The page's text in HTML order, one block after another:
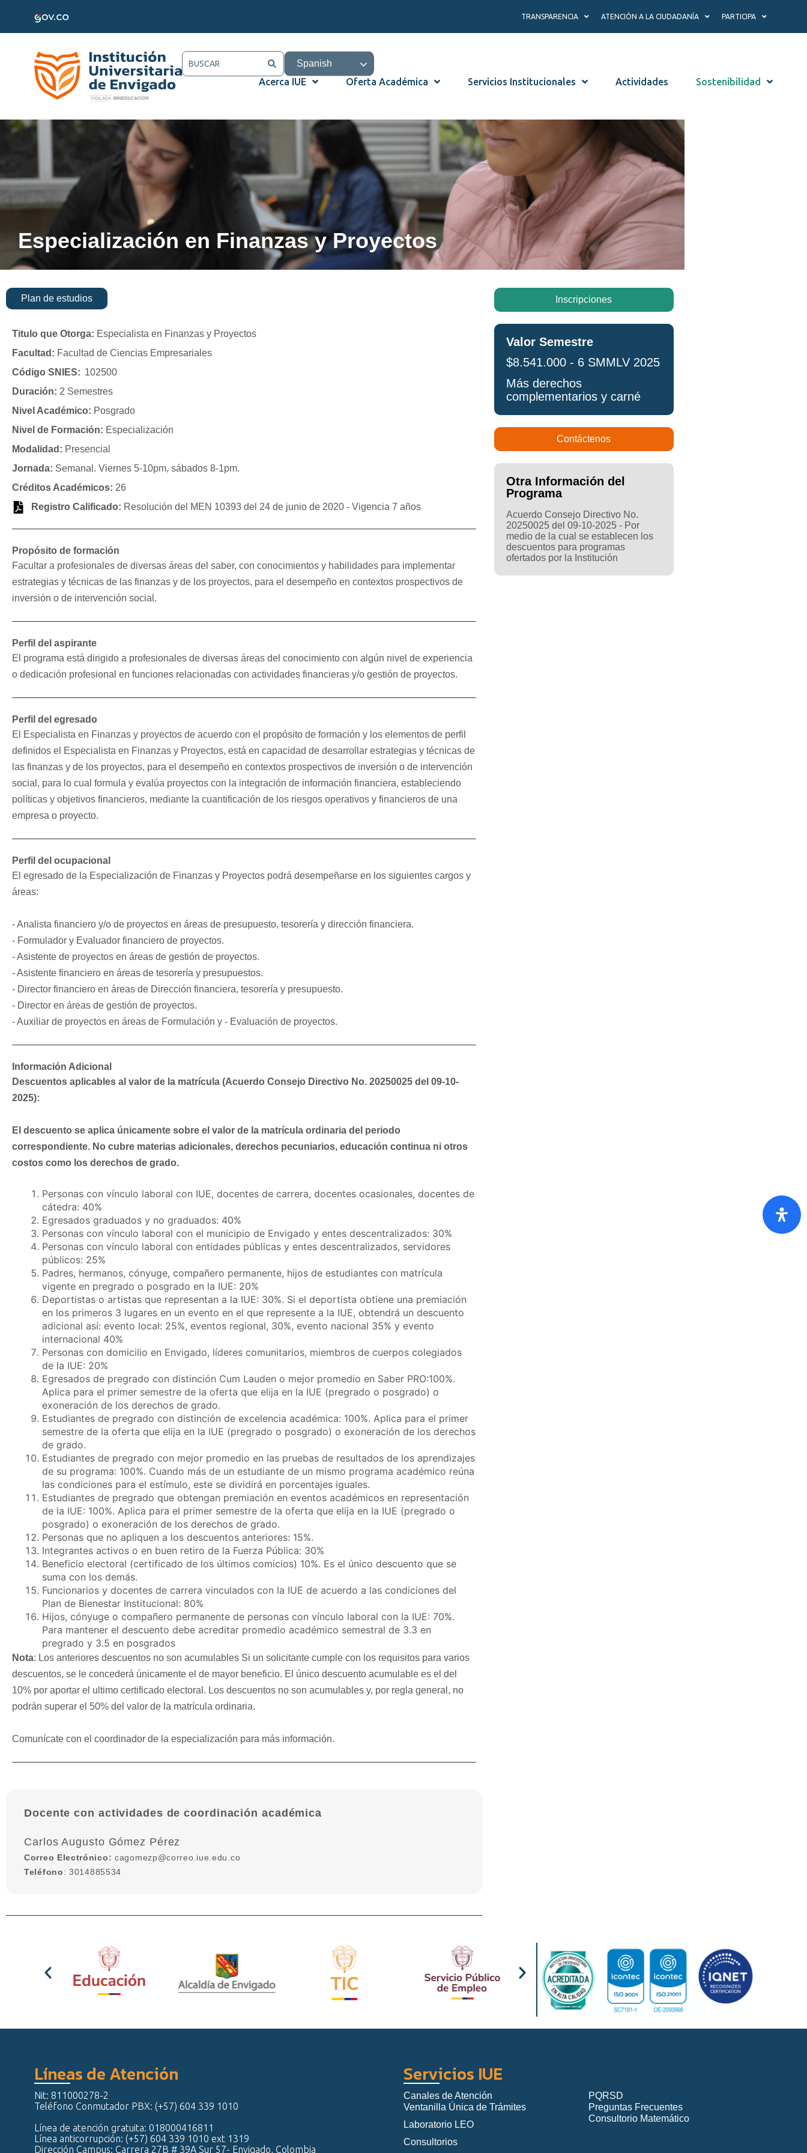
TRANSPARENCIA ATENCIÓN A LA CIUDADANÍA PARTICIPA
Spanish
Acerca IUE Oferta Académica Servicios Institucionales Actividades Sostenibilidad
Especialización en Finanzas y Proyectos
Plan de estudios
Titulo que Otorga: Especialista en Finanzas y Proyectos
Facultad: Facultad de Ciencias Empresariales
Código SNIES: 102500
Duración: 2 Semestres
Nivel Académico: Posgrado
Nivel de Formación: Especialización
Modalidad: Presencial
Jornada: Semanal. Viernes 5-10pm, sábados 8-1pm.
Créditos Académicos: 26
Registro Calificado: Resolución del MEN 10393 del 24 de junio de 2020 - Vigencia 7 años
Propósito de formación
Facultar a profesionales de diversas áreas del saber, con conocimientos y habilidades para implementar
estrategias y técnicas de las finanzas y de los proyectos, para el desempeño en contextos prospectivos de
inversión o de intervención social.
Perfil del aspirante
El programa está dirigido a profesionales de diversas áreas del conocimiento con algún nivel de experiencia
o dedicación profesional en funciones relacionadas con actividades financieras y/o gestión de proyectos.
Perfil del egresado
El Especialista en Finanzas y proyectos de acuerdo con el propósito de formación y los elementos de perfil
definidos el Especialista en Finanzas y Proyectos, está en capacidad de desarrollar estrategias y técnicas de
las finanzas y de los proyectos, para el desempeño en contextos prospectivos de inversión o de intervención
social, para lo cual formula y evalúa proyectos con la integración de información financiera, estableciendo
políticas y objetivos financieros, mediante la cuantificación de los riesgos operativos y financieros de una
empresa o proyecto.
Perfil del ocupacional
El egresado de la Especialización de Finanzas y Proyectos podrá desempeñarse en los siguientes cargos y
áreas:
- Analista financiero y/o de proyectos en áreas de presupuesto, tesorería y dirección financiera.
- Formulador y Evaluador financiero de proyectos.
- Asistente de proyectos en áreas de gestión de proyectos.
- Asistente financiero en áreas de tesorería y presupuestos.
- Director financiero en áreas de Dirección financiera, tesorería y presupuesto.
- Director en áreas de gestión de proyectos.
- Auxiliar de proyectos en áreas de Formulación y - Evaluación de proyectos.
Información Adicional
Descuentos aplicables al valor de la matrícula (Acuerdo Consejo Directivo No. 20250025 del 09-10-
2025):
El descuento se aplica únicamente sobre el valor de la matrícula ordinaria del periodo
correspondiente. No cubre materias adicionales, derechos pecuniarios, educación continua ni otros
costos como los derechos de grado.
Personas con vínculo laboral con IUE, docentes de carrera, docentes ocasionales, docentes de
cátedra: 40%
Egresados graduados y no graduados: 40%
Personas con vínculo laboral con el municipio de Envigado y entes descentralizados: 30%
Personas con vínculo laboral con entidades públicas y entes descentralizados, servidores
públicos: 25%
Padres, hermanos, cónyuge, compañero permanente, hijos de estudiantes con matrícula
vigente en pregrado o posgrado en la IUE: 20%
Deportistas o artistas que representan a la IUE: 30%. Si el deportista obtiene una premiación
en los primeros 3 lugares en un evento en el que represente a la IUE, obtendrá un descuento
adicional así: evento local: 25%, eventos regional, 30%, evento nacional 35% y evento
internacional 40%
Personas con domicilio en Envigado, líderes comunitarios, miembros de cuerpos colegiados
de la IUE: 20%
Egresados de pregrado con distinción Cum Lauden o mejor promedio en Saber PRO:100%.
Aplica para el primer semestre de la oferta que elija en la IUE (pregrado o posgrado) o
exoneración de los derechos de grado.
Estudiantes de pregrado con distinción de excelencia académica: 100%. Aplica para el primer
semestre de la oferta que elija en la IUE (pregrado o posgrado) o exoneración de los derechos
de grado.
Estudiantes de pregrado con mejor promedio en las pruebas de resultados de los aprendizajes
de su programa: 100%. Cuando más de un estudiante de un mismo programa académico reúna
las condiciones para el estímulo, este se dividirá en porcentajes iguales.
Estudiantes de pregrado que obtengan premiación en eventos académicos en representación
de la IUE: 100%. Aplica para el primer semestre de la oferta que elija en la IUE (pregrado o
posgrado) o exoneración de los derechos de grado.
Personas que no apliquen a los descuentos anteriores: 15%.
Integrantes activos o en buen retiro de la Fuerza Pública: 30%
Beneficio electoral (certificado de los últimos comicios) 10%. Es el único descuento que se
suma con los demás.
Funcionarios y docentes de carrera vinculados con la IUE de acuerdo a las condiciones del
Plan de Bienestar Institucional: 80%
Hijos, cónyuge o compañero permanente de personas con vínculo laboral con la IUE: 70%.
Para mantener el descuento debe acreditar promedio académico semestral de 3.3 en
pregrado y 3.5 en posgrados
Nota: Los anteriores descuentos no son acumulables Si un solicitante cumple con los requisitos para varios
descuentos, se le concederá únicamente el de mayor beneficio. El único descuento acumulable es el del
10% por aportar el ultimo certificado electoral. Los descuentos no son acumulables y, por regla general, no
podrán superar el 50% del valor de la matrícula ordinaria.
Comunícate con el coordinador de la especialización para más información.
Docente con actividades de coordinación académica
Carlos Augusto Gómez Pérez
Correo Electrónico: cagomezp@correo.iue.edu.co
Teléfono: 3014885534
Inscripciones
Valor Semestre
$8.541.000 - 6 SMMLV 2025
Más derechos
complementarios y carné
Contáctenos
Otra Información del
Programa
Acuerdo Consejo Directivo No.
20250025 del 09-10-2025 - Por
medio de la cual se establecen los
descuentos para programas
ofertados por la Institución
Líneas de Atención
Nit: 811000278-2
Teléfono Conmutador PBX: (+57) 604 339 1010
Línea de atención gratuita: 018000416811
Línea anticorrupción: (+57) 604 339 1010 ext 1319
Dirección Campus: Carrera 27B # 39A Sur 57- Envigado, Colombia
Servicios IUE
Canales de Atención
Ventanilla Única de Trámites
Laboratorio LEO
Consultorios
PQRSD
Preguntas Frecuentes
Consultorio Matemático